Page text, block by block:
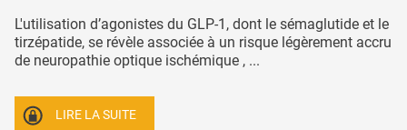
L'utilisation d’agonistes du GLP-1, dont le sémaglutide et le
tirzépatide, se révèle associée à un risque légèrement accru
de neuropathie optique ischémique , ...
LIRE LA SUITE